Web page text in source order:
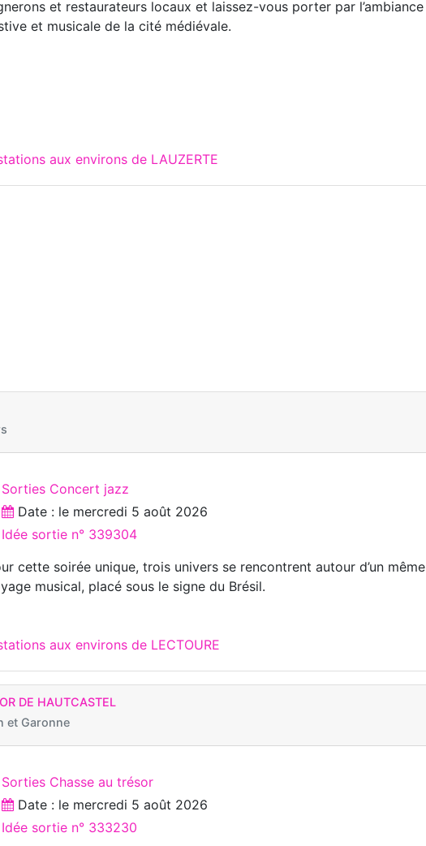
et restaurateurs locaux et laissez-vous porter par l’ambiance
et musicale de la cité médiévale.
aux environs de LAUZERTE
Sorties Concert jazz
Date : le mercredi 5 août 2026
Idée sortie n° 339304
cette soirée unique, trois univers se rencontrent autour d’un même
musical, placé sous le signe du Brésil.
aux environs de LECTOURE
DE HAUTCASTEL
et Garonne
Sorties Chasse au trésor
Date : le mercredi 5 août 2026
Idée sortie n° 333230